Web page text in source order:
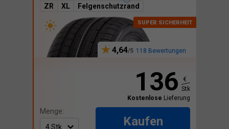
ZR
XL Felgenschutzrand
4,64 118 Bewertungen
136
€
Stk
Kostenlose Lieferung
Menge:
Kaufen